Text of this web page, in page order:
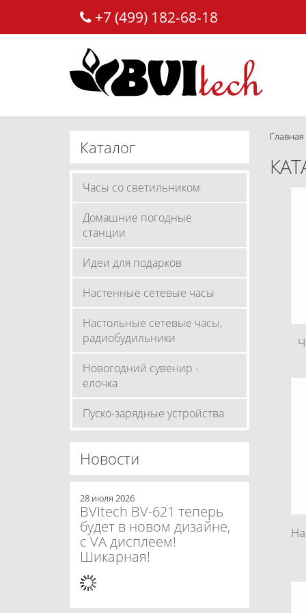
+7 (499) 182-68-18
Каталог
Часы со светильником
Домашние погодные
станции
Идеи для подарков
Настенные сетевые часы
Настольные сетевые часы,
радиобудильники
Новогодний сувенир -
елочка
Пуско-зарядные устройства
Новости
28 июля 2026
BVItech BV-621 теперь
будет в новом дизайне,
с VA дисплеем!
Шикарная!
Главная